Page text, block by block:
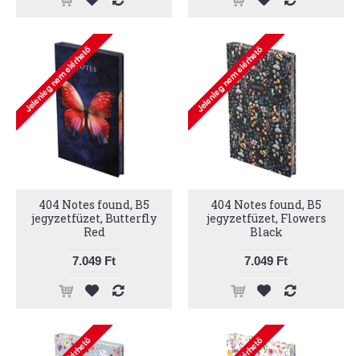
404 Notes found, B5
jegyzetfüzet, Butterfly
Red
7.049 Ft
404 Notes found, B5
jegyzetfüzet, Flowers
Black
7.049 Ft